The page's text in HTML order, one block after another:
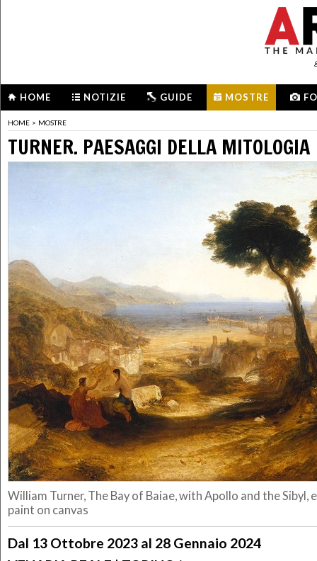
HOME NOTIZIE GUIDE MOSTRE
HOME > MOSTRE
TURNER. PAESAGGI DELLA MITOLOGIA
William Turner, The Bay of Baiae, with Apollo and the Sibyl,
paint on canvas
Dal 13 Ottobre 2023 al 28 Gennaio 2024